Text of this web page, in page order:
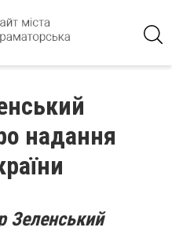
надання
Зеленський